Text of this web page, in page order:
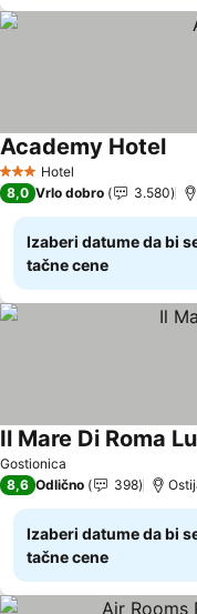
3 Zvezdice
Hotel
Academy Hotel
8,0 Vrlo dobro 3.580
Izaberi datume da bi
tačne cene
Gostionica
Il Mare Di Roma
8,6 Odlično 398
Izaberi datume da bi
tačne cene